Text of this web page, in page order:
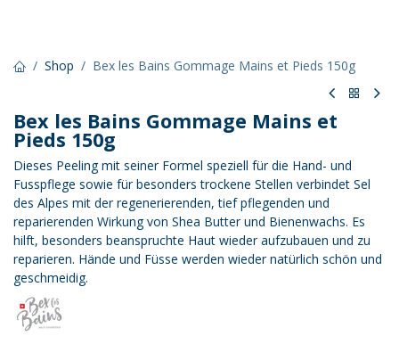
Shop Bex les Bains Gommage Mains et Pieds 150g
Bex les Bains Gommage Mains et
Pieds 150g
Dieses Peeling mit seiner Formel speziell für die Hand- und
Fusspflege sowie für besonders trockene Stellen verbindet Sel
des Alpes mit der regenerierenden, tief pflegenden und
reparierenden Wirkung von Shea Butter und Bienenwachs. Es
hilft, besonders beanspruchte Haut wieder aufzubauen und zu
reparieren. Hände und Füsse werden wieder natürlich schön und
geschmeidig.